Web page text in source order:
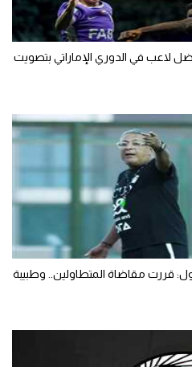
لاعب في الدوري الإماراتي بتصويت
قررت مقاضاة المتطاولين.. وطبيبة